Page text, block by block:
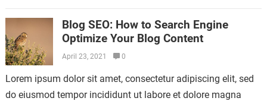
Blog SEO: How to Search Engine
Optimize Your Blog Content
April 23, 2021 0
Lorem ipsum dolor sit amet, consectetur adipiscing elit, sed
do eiusmod tempor incididunt ut labore et dolore magna